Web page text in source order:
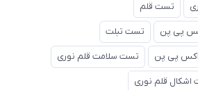
تست قلم
پی پن تست تبلت
اکس پی پن تست سلامت قلم نوری
قلم نوری